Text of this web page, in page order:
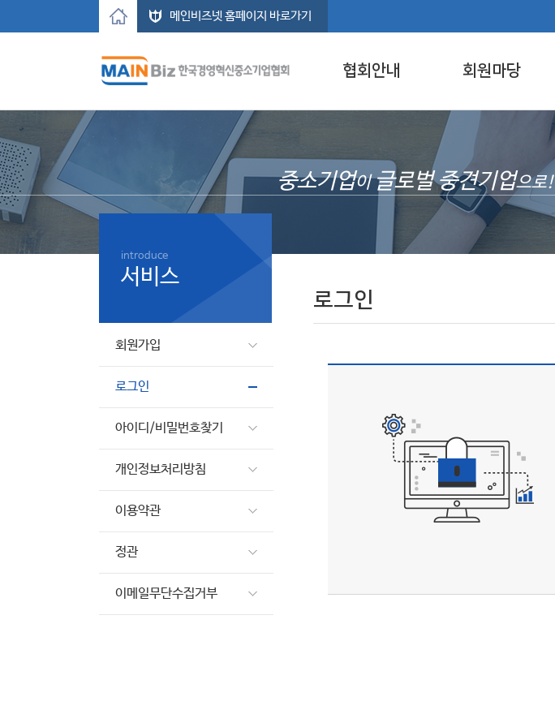
협회안내 회원마당
메인비즈넷 홈페이지 바로가기
중소기업이글로벌 중견기업으로!
introduce
서비스
회원가입
로그인
아이디/비밀번호찾기
개인정보처리방침
이용약관
정관
이메일무단수집거부
로그인